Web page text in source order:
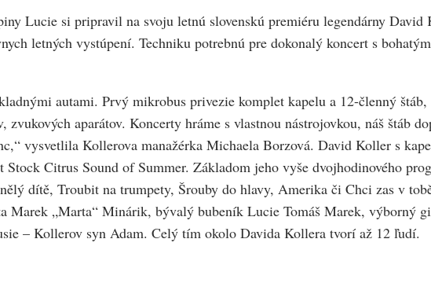
Lucie si pripravil na svoju letnú slovenskú premiéru legendárny
letných vystúpení. Techniku potrebnú pre dokonalý koncert s
autami. Prvý mikrobus privezie komplet kapelu a 12-členný
zvukových aparátov. Koncerty hráme s vlastnou nástrojovkou, náš štáb
vysvetlila Kollerova manažérka Michaela Borzová. David Koller s
Citrus Sound of Summer. Základom jeho vyše dvojhodinového
dítě, Troubit na trumpety, Šrouby do hlavy, Amerika či Chci zas v
Marek „Marta“ Minárik, bývalý bubeník Lucie Tomáš Marek, výborný
– Kollerov syn Adam. Celý tím okolo Davida Kollera tvorí až 12 ľudí.